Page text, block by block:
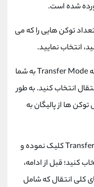
شده است.
توکن هایی را که می
انتخاب نمایید.
Transfer Modeبه شما
انتخاب کنید. به طور
توکن ها از پالیگان به
Transferکلیک نموده و
کنید؛ قبل از ادامه،
کلی انتقال که شامل